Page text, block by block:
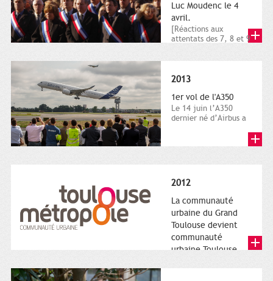
Luc Moudenc le 4
avril.
[Réactions aux
attentats des 7, 8 et 9
2013
1er vol de l'A350
Le 14 juin l’A350
dernier né d’Airbus a
2012
La communauté
urbaine du Grand
Toulouse devient
communauté
urbaine Toulouse